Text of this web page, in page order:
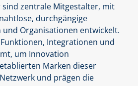
zentrale Mitgestalter, mit
durchgängige
Organisationen entwickelt.
Integrationen und
um Innovation
Marken dieser
und prägen die